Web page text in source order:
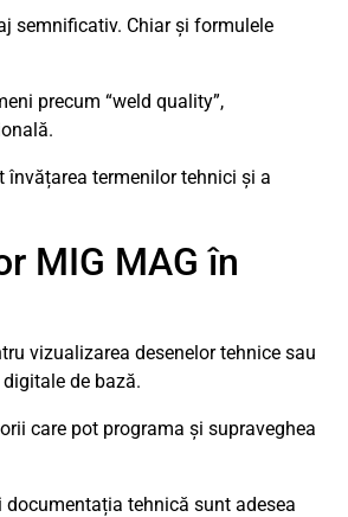
semnificativ. Chiar și formulele
precum “weld quality”,
termenilor tehnici și a
MIG MAG în
vizualizarea desenelor tehnice sau
de bază.
care pot programa și supraveghea
tehnică sunt adesea